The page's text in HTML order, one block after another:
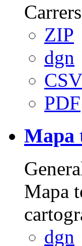
ZIP
dgn
CSV
PDF
Mapa
Mapa
dgn